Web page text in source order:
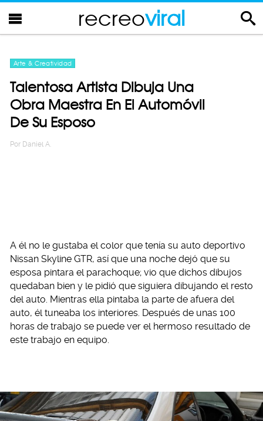
recreoviral
Arte & Creatividad
Talentosa Artista Dibuja Una
Obra Maestra En El Automóvil
De Su Esposo
Por Daniel A.
A él no le gustaba el color que tenía su auto deportivo
Nissan Skyline GTR, así que una noche dejó que su
esposa pintara el parachoque; vio que dichos dibujos
quedaban bien y le pidió que siguiera dibujando el resto
del auto. Mientras ella pintaba la parte de afuera del
auto, él tuneaba los interiores. Después de unas 100
horas de trabajo se puede ver el hermoso resultado de
este trabajo en equipo.